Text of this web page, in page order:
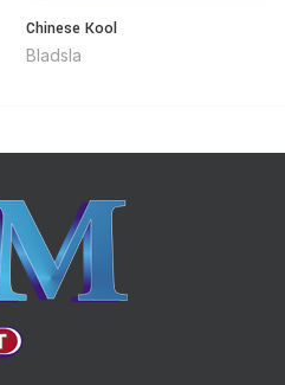
Chinese Kool
Bladsla